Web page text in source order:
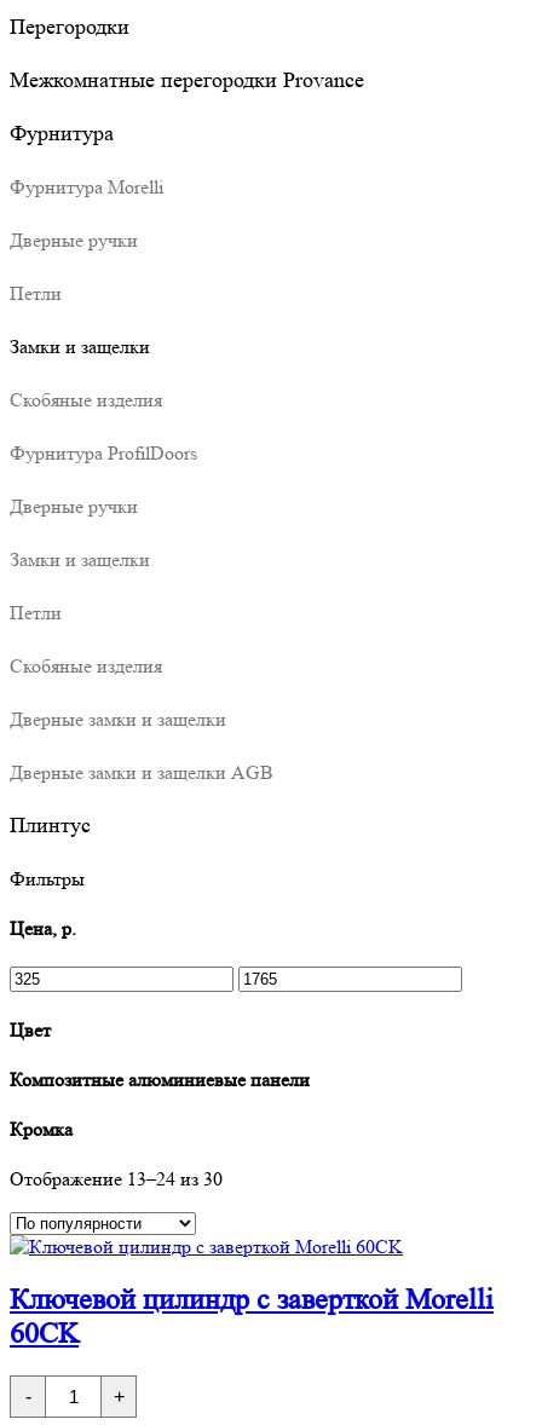
Перегородки
Межкомнатные перегородки Provance
Фурнитура
Фурнитура Morelli
Дверные ручки
Петли
Замки и защелки
Скобяные изделия
Фурнитура ProfilDoors
Дверные ручки
Замки и защелки
Петли
Скобяные изделия
Дверные замки и защелки
Дверные замки и защелки AGB
Плинтус
Фильтры
Цена, р.
Цвет
Композитные алюминиевые панели
Кромка
Отображение 13–24 из 30
Ключевой цилиндр с заверткой Morelli
60CK
-
Количество
товара
+